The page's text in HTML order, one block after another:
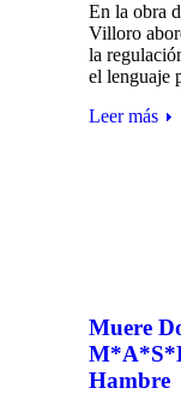
En la obra
Villoro
la
el lenguaje
Leer más
Muere
Hambre